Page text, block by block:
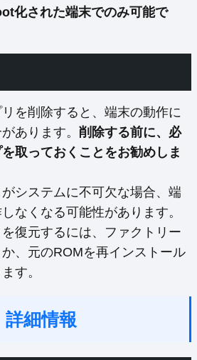
化された端末でのみ可能で
を削除すると、端末の動作に
あります。 削除する前に、必
取っておくことをお勧めしま
システムに不可欠な場合、端
なくなる可能性があります。
復元するには、ファクトリー
、元のROMを再インストール
す。
詳細情報